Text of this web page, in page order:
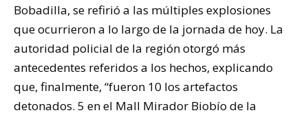
Bobadilla, se refirió a las múltiples explosiones
que ocurrieron a lo largo de la jornada de hoy. La
autoridad policial de la región otorgó más
antecedentes referidos a los hechos, explicando
que, finalmente, “fueron 10 los artefactos
detonados. 5 en el Mall Mirador Biobío de la